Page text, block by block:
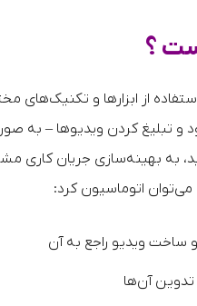
؟
از ابزارها و
و تبلیغ کردن ویدیوها – به
بهینه‌سازی جریان کاری
می‌توان اتوماسیون کرد:
و ساخت ویدیو راجع به آن
تدوین آن‌ها